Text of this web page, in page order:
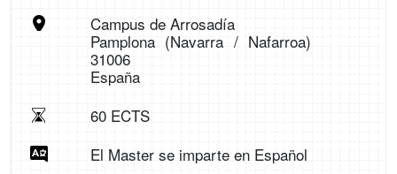
Campus de Arrosadía
Pamplona (Navarra / Nafarroa)
31006
España
60 ECTS
El Master se imparte en Español